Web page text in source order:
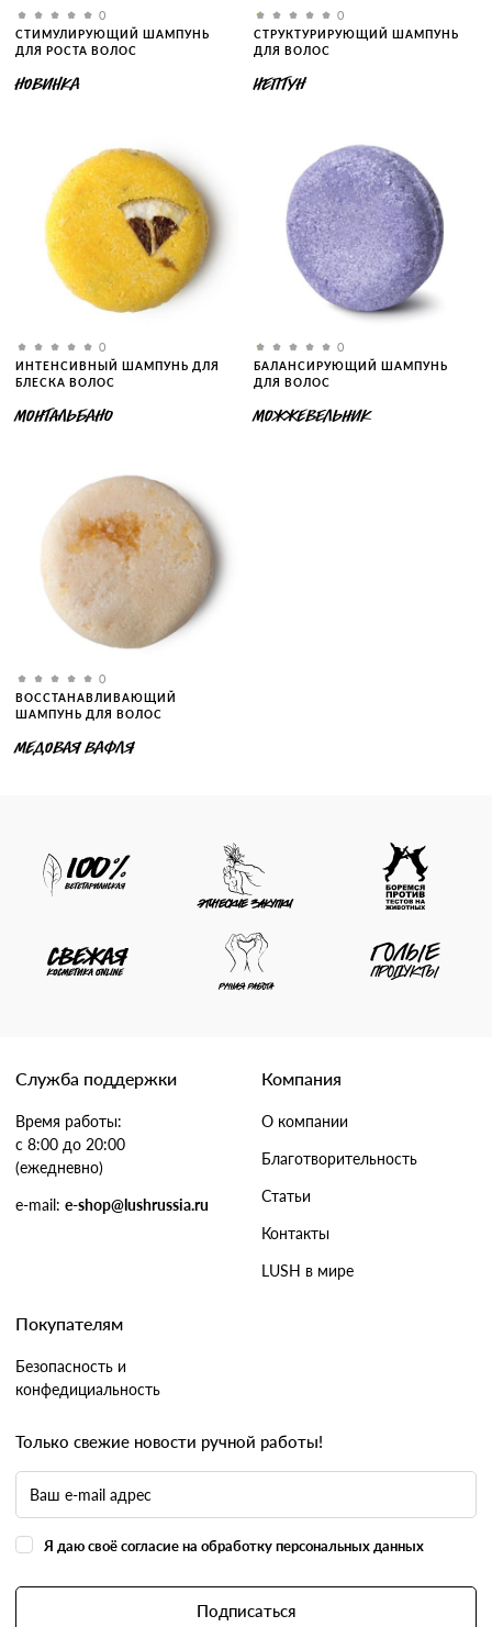
0
СТИМУЛИРУЮЩИЙ ШАМПУНЬ
ДЛЯ РОСТА ВОЛОС
НОВИНКА
0
СТРУКТУРИРУЮЩИЙ ШАМПУНЬ
ДЛЯ ВОЛОС
НЕПТУН
0
ИНТЕНСИВНЫЙ ШАМПУНЬ ДЛЯ
БЛЕСКА ВОЛОС
МОНТАЛЬБАНО
0
БАЛАНСИРУЮЩИЙ ШАМПУНЬ
ДЛЯ ВОЛОС
МОЖЖЕВЕЛЬНИК
0
ВОССТАНАВЛИВАЮЩИЙ
ШАМПУНЬ ДЛЯ ВОЛОС
МЕДОВАЯ ВАФЛЯ
Служба поддержки
Время работы:
с 8:00 до 20:00
(ежедневно)
e-mail: e-shop@lushrussia.ru
Компания
О компании
Благотворительность
Статьи
Контакты
LUSH в мире
Покупателям
Безопасность и
конфедициальность
Только свежие новости ручной работы!
Я даю своё согласие на обработку персональных данных
Подписаться